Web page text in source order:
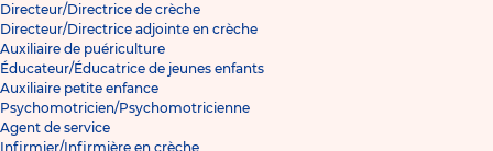
Directeur/Directrice de crèche
Directeur/Directrice adjointe en crèche
Auxiliaire de puériculture
Éducateur/Éducatrice de jeunes enfants
Auxiliaire petite enfance
Psychomotricien/Psychomotricienne
Agent de service
Infirmier/Infirmière en crèche